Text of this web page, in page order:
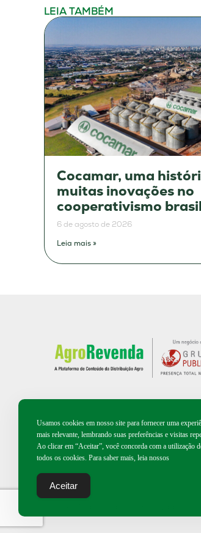
LEIA TAMBÉM
Cocamar, uma
muitas inovações no
cooperativismo
6 de agosto de 2026
Leia mais »
Usamos cookies em nosso site para fornecer uma
mais relevante, lembrando suas preferências e visitas
Ao clicar em “Aceitar”, você concorda com a utilização
todos os cookies. Para saber mais, leia nossos
Aceitar